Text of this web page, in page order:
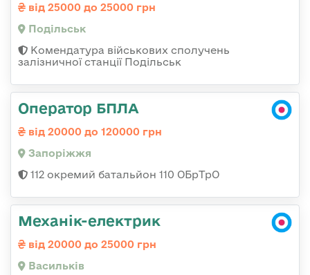
від 25000 до 25000 грн
Подільськ
Комендатура військових сполучень
залізничної станції Подільськ
Оператор БПЛА
від 20000 до 120000 грн
Запоріжжя
112 окремий батальйон 110 ОБрТрО
Механік-електрик
від 20000 до 25000 грн
Васильків